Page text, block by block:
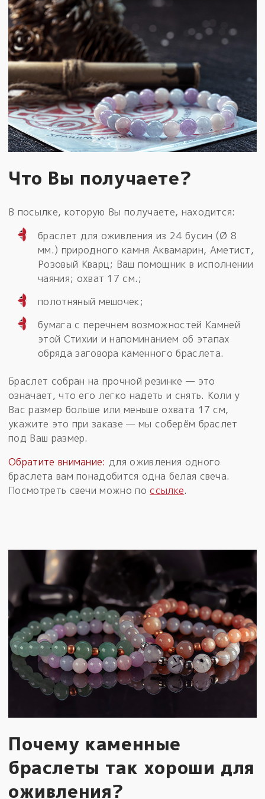
Что Вы получаете?
В посылке, которую Вы получаете, находится:
браслет для оживления из 24 бусин (Ø 8
мм.) природного камня Аквамарин, Аметист,
Розовый Кварц; Ваш помощник в исполнении
чаяния; охват 17 см.;
полотняный мешочек;
бумага с перечнем возможностей Камней
этой Стихии и напоминанием об этапах
обряда заговора каменного браслета.
Браслет собран на прочной резинке — это
означает, что его легко надеть и снять. Коли у
Вас размер больше или меньше охвата 17 см,
укажите это при заказе — мы соберём браслет
под Ваш размер.
Обратите внимание: для оживления одного
браслета вам понадобится одна белая свеча.
Посмотреть свечи можно поссылке.
Почему каменные
браслеты так хороши для
оживления?